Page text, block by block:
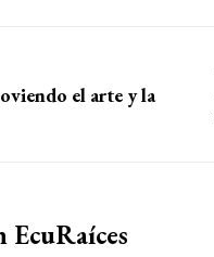
el arte y la
EcuRaíces